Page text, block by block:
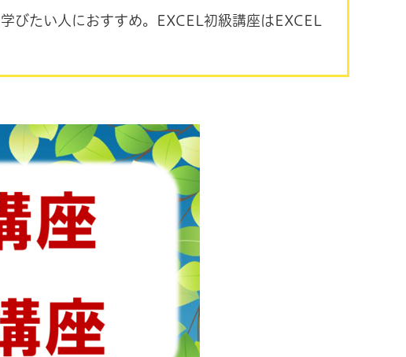
びたい人におすすめ。EXCEL初級講座はEXCEL